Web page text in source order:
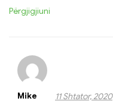
Përgjigjiuni
Mike
11 Shtator, 2020